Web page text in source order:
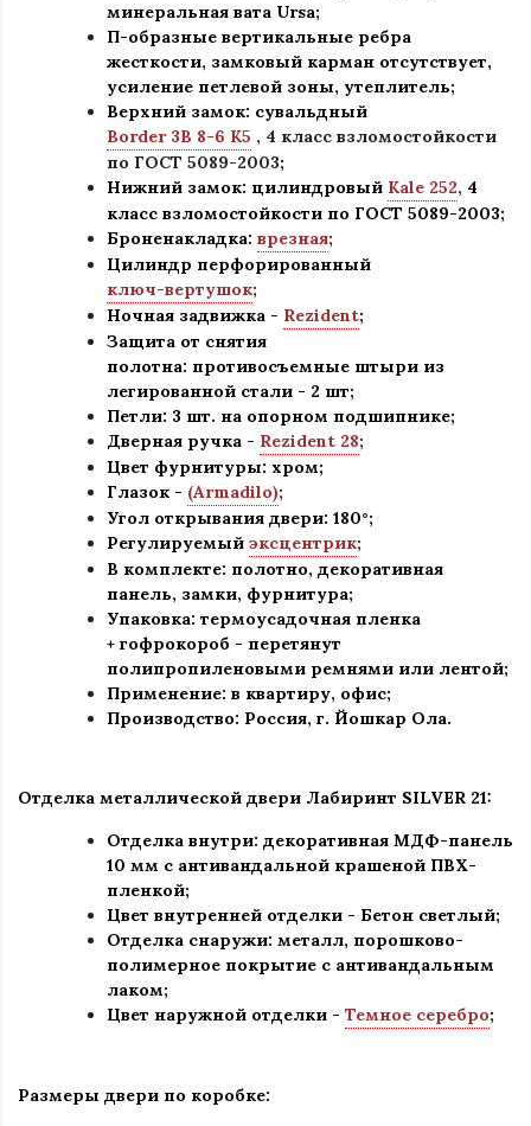
минеральная вата Ursa;
П-образные вертикальные ребра
жесткости, замковый карман отсутствует,
усиление петлевой зоны, утеплитель;
Верхний замок: сувальдный
Border 3B 8-6 K5 , 4 класс взломостойкости
по ГОСТ 5089-2003;
Нижний замок: цилиндровый Kale 252, 4
класс взломостойкости по ГОСТ 5089-2003;
Броненакладка: врезная;
Цилиндр перфорированный
ключ-вертушок;
Ночная задвижка - Rezident;
Защита от снятия
полотна: противосъемные штыри из
легированной стали - 2 шт;
Петли: 3 шт. на опорном подшипнике;
Дверная ручка - Rezident 28;
Цвет фурнитуры: хром;
Глазок - (Armadilo);
Угол открывания двери: 180°;
Регулируемый эксцентрик;
В комплекте: полотно, декоративная
панель, замки, фурнитура;
Упаковка: термоусадочная пленка
+ гофрокороб - перетянут
полипропиленовыми ремнями или лентой;
Применение: в квартиру, офис;
Производство: Россия, г. Йошкар Ола.
Отделка металлической двери Лабиринт SILVER 21:
Отделка внутри: декоративная МДФ-панель
10 мм с антивандальной крашеной ПВХ-
пленкой;
Цвет внутренней отделки - Бетон светлый;
Отделка снаружи: металл, порошково-
полимерное покрытие с антивандальным
лаком;
Цвет наружной отделки - Темное серебро;
Размеры двери по коробке: